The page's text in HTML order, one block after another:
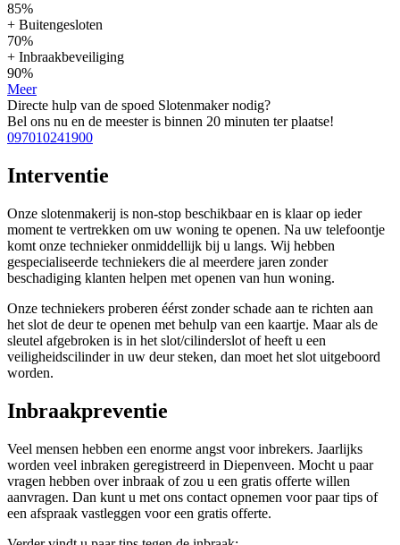
85%
+ Buitengesloten
70%
+ Inbraakbeveiliging
90%
Meer
Directe hulp van de spoed Slotenmaker nodig?
Bel ons nu en de meester is binnen 20 minuten ter plaatse!
097010241900
Interventie
Onze slotenmakerij is non-stop beschikbaar en is klaar op ieder
moment te vertrekken om uw woning te openen. Na uw telefoontje
komt onze technieker onmiddellijk bij u langs. Wij hebben
gespecialiseerde techniekers die al meerdere jaren zonder
beschadiging klanten helpen met openen van hun woning.
Onze techniekers proberen éérst zonder schade aan te richten aan
het slot de deur te openen met behulp van een kaartje. Maar als de
sleutel afgebroken is in het slot/cilinderslot of heeft u een
veiligheidscilinder in uw deur steken, dan moet het slot uitgeboord
worden.
Inbraakpreventie
Veel mensen hebben een enorme angst voor inbrekers. Jaarlijks
worden veel inbraken geregistreerd in Diepenveen. Mocht u paar
vragen hebben over inbraak of zou u een gratis offerte willen
aanvragen. Dan kunt u met ons contact opnemen voor paar tips of
een afspraak vastleggen voor een gratis offerte.